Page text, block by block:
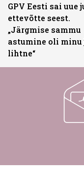
GPV Eesti sai uue
ettevõtte seest.
„Järgmise sammu
astumine oli minu
lihtne“